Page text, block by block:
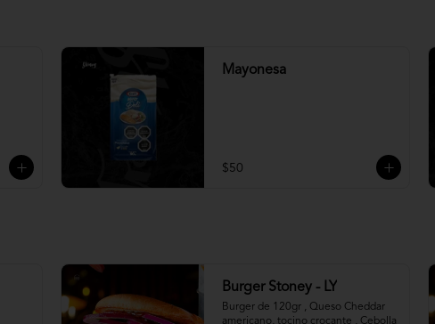
Mayonesa
$50
Burger Stoney - LY
Burger de 120gr , Queso Cheddar
americano, tocino crocante , Cebolla